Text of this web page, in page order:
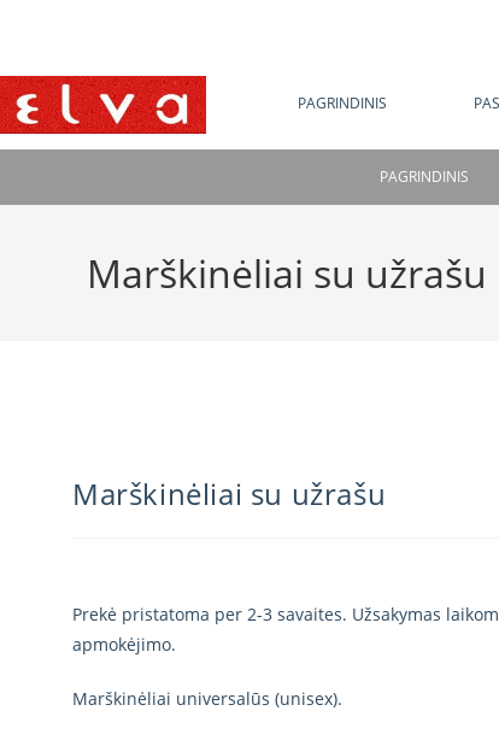
PAGRINDINIS
PAGRINDINIS
Marškinėliai su užrašu
Marškinėliai su užrašu
Prekė pristatoma per 2-3 savaites. Užsakymas
apmokėjimo.
Marškinėliai universalūs (unisex).